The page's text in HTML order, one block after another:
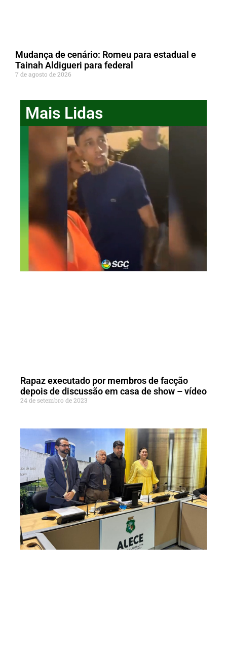
Mudança de cenário: Romeu para estadual e
Tainah Aldigueri para federal
7 de agosto de 2026
Mais Lidas
Rapaz executado por membros de facção
depois de discussão em casa de show – vídeo
24 de setembro de 2023